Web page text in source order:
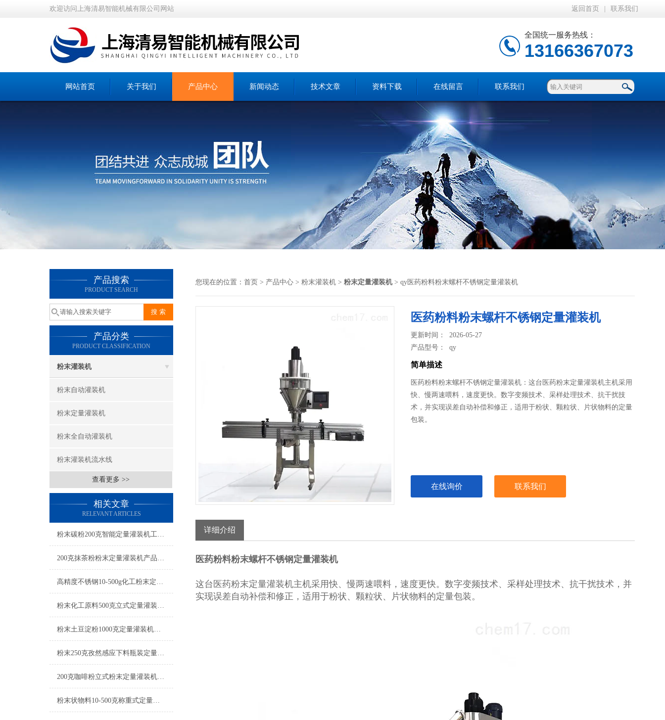
欢迎访问上海清易智能机械有限公司网站 返回首页 联系我们
全国统一服务热线：
13166367073
网站首页 关于我们 产品中心 新闻动态 技术文章 资料下载 在线留言 联系我们
产品搜索
PRODUCT SEARCH
产品分类
PRODUCT CLASSIFICATION
粉末灌装机
粉末自动灌装机
粉末定量灌装机
粉末全自动灌装机
粉末灌装机流水线
查看更多 >>
相关文章
RELEVANT ARTICLES
粉末碳粉200克智能定量灌装机工厂生产
200克抹茶粉粉末定量灌装机产品简介
高精度不锈钢10-500g化工粉末定量灌装机操作简单
粉末化工原料500克立式定量灌装机参数
粉末土豆淀粉1000克定量灌装机厂家
粉末250克孜然感应下料瓶装定量灌装机设备
200克咖啡粉立式粉末定量灌装机简介
粉末状物料10-500克称重式定量灌装机操作简单
您现在的位置： 首页 > 产品中心 > 粉末灌装机 > 粉末定量灌装机> qy医药粉料粉末螺杆不锈钢定量灌装机
医药粉料粉末螺杆不锈钢定量灌装机
更新时间： 2026-05-27
产品型号：qy
简单描述
医药粉料粉末螺杆不锈钢定量灌装机：这台医药粉末定量灌装机​主机采用
快、慢两速喂料，速度更快。数字变频技术、采样处理技术、抗干扰技
术，并实现误差自动补偿和修正，适用于粉状、颗粒状、片状物料的定量
包装。
在线询价 联系我们
详细介绍
医药粉料粉末螺杆不锈钢定量灌装机
这台医药粉末定量灌装机主机采用快、慢两速喂料，速度更快。数字变频技术、采样处理技术、抗干扰技术，并
实现误差自动补偿和修正，适用于粉状、颗粒状、片状物料的定量包装。